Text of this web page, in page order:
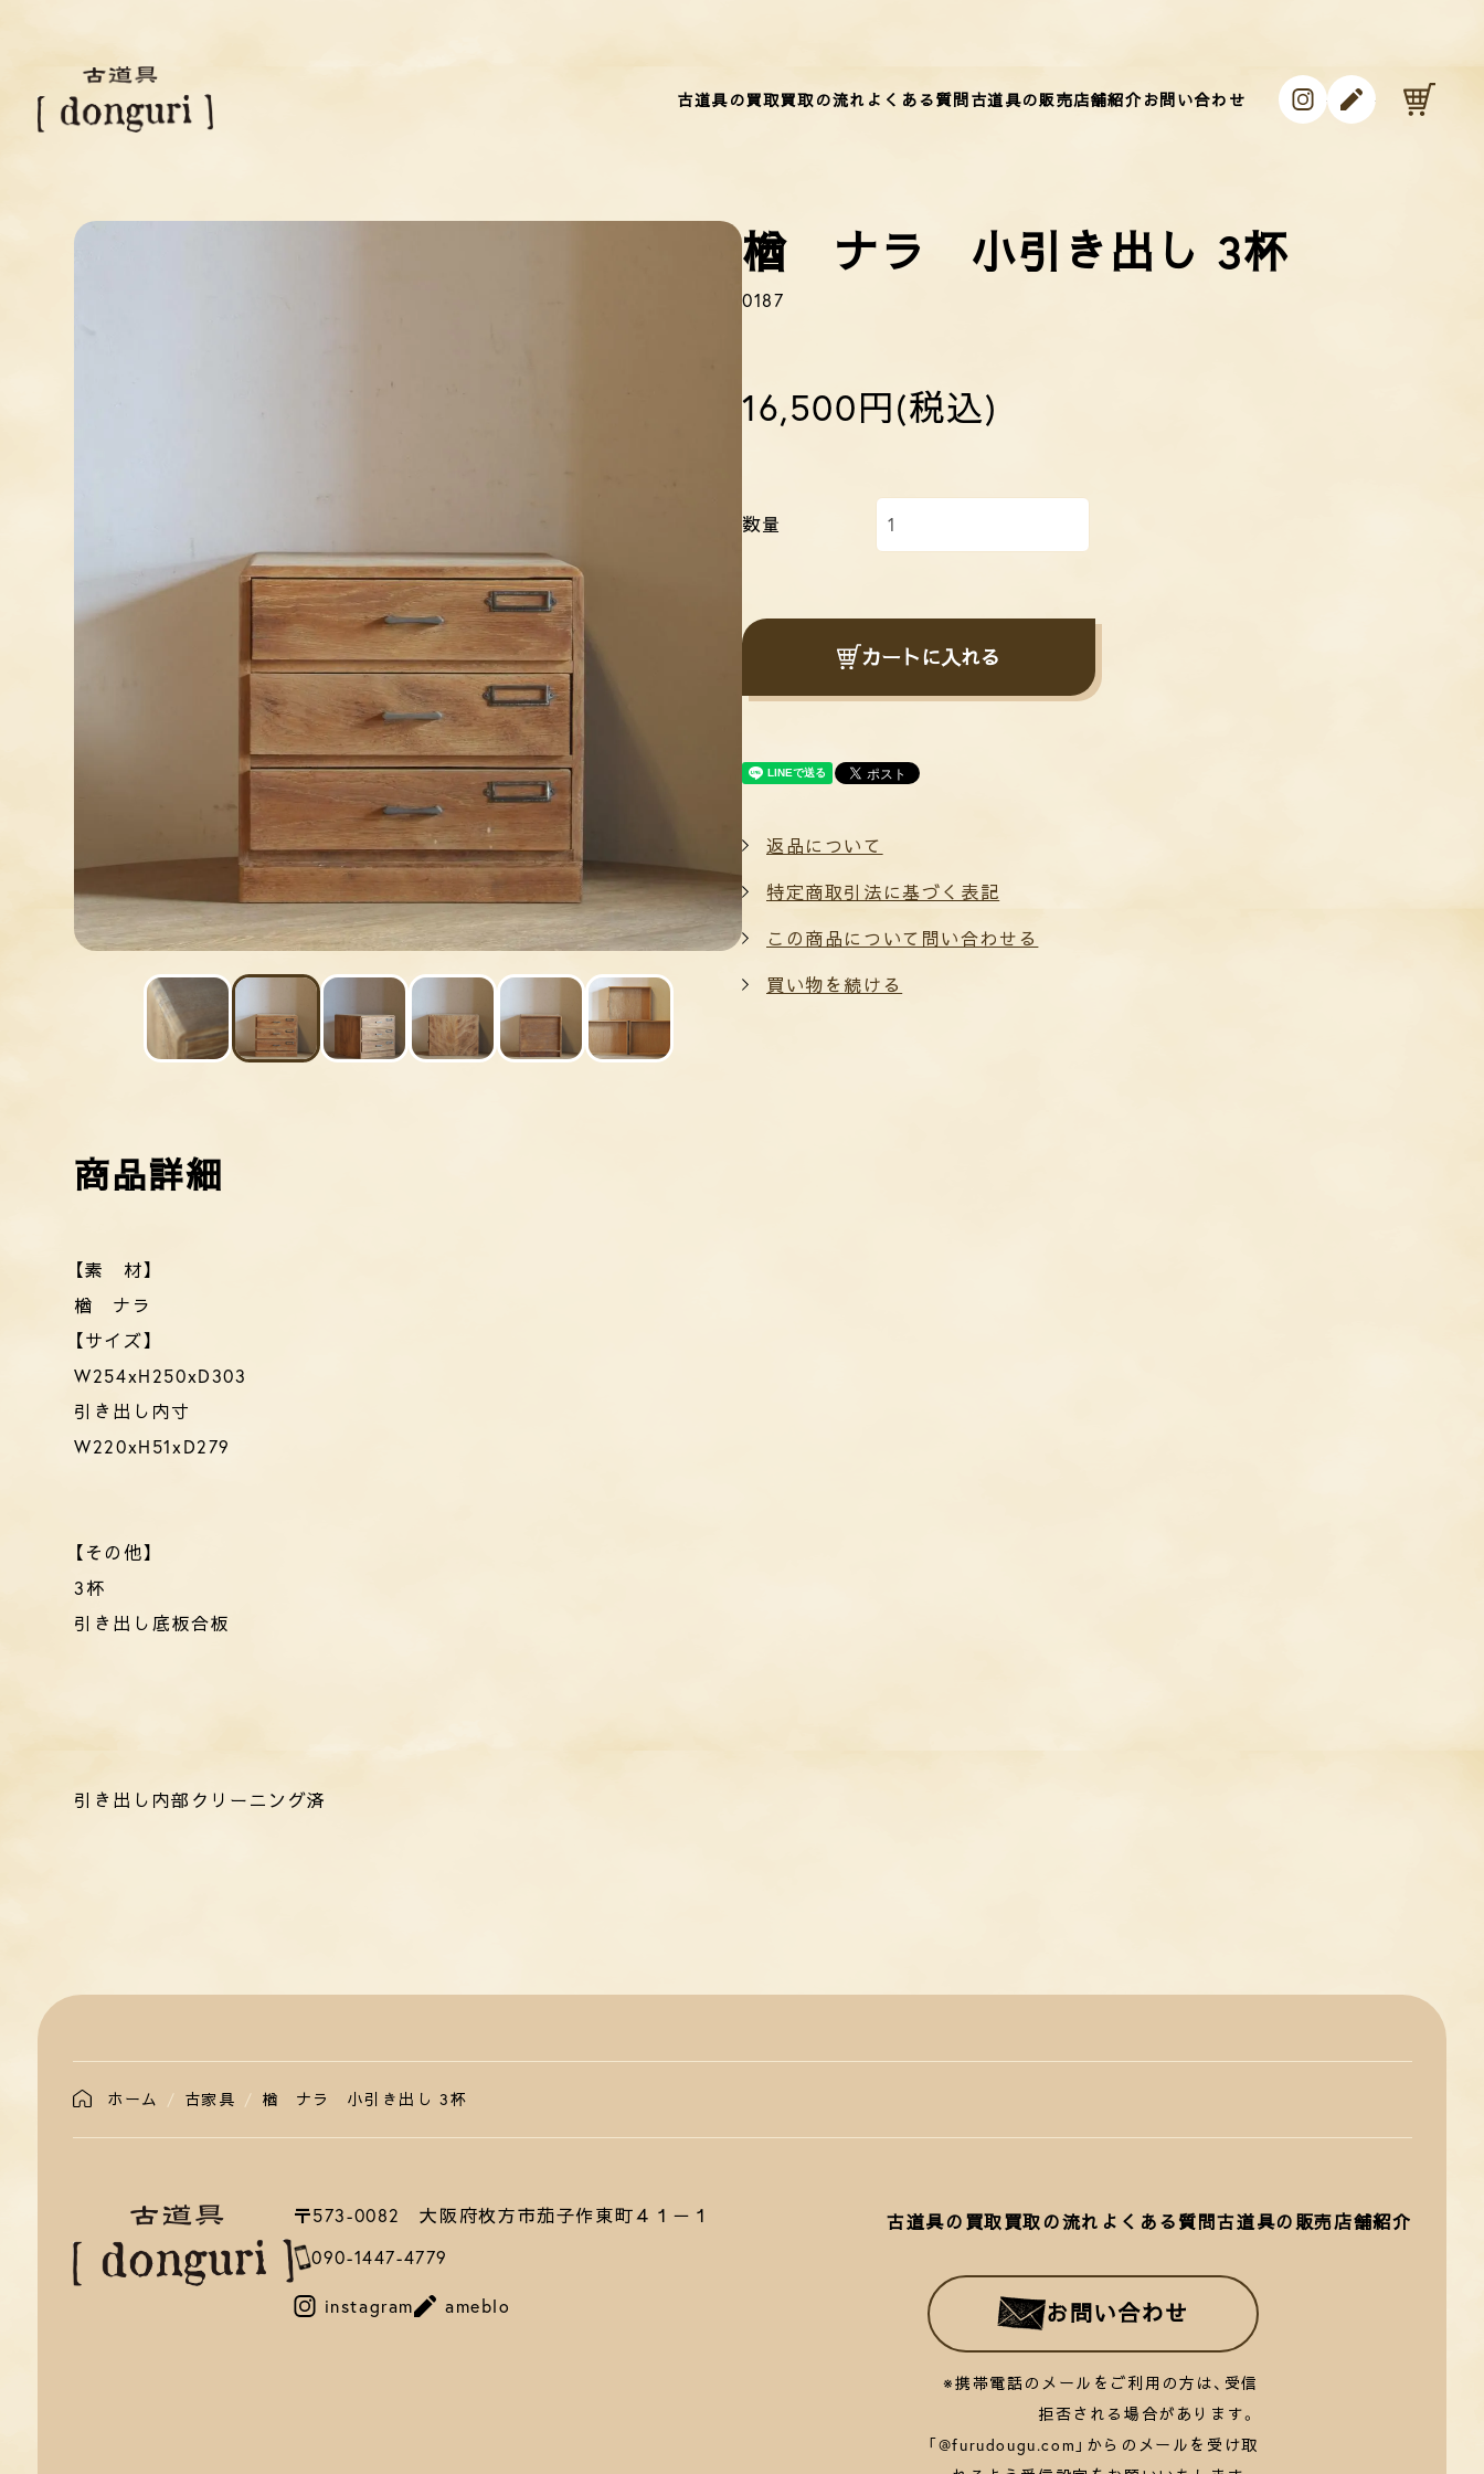
古道具の買取買取の流れ よくある質問 古道具の販売店舗紹介お問い合わせ instagram
ameblo
楢 ナラ 小引き出し 3杯
0187
16,500円(税込)
数量
カートに入れる
返品について
特定商取引法に基づく表記
この商品について問い合わせる
買い物を続ける
【素 材】
楢 ナラ
【サイズ】
W254xH250xD303
引き出し内寸
W220xH51xD279
【その他】
3杯
引き出し底板合板
引き出し内部クリーニング済
ホーム 古家具 楢 ナラ 小引き出し 3杯
古道具の買取買取の流れ よくある質問古道具の販売店舗紹介
お問い合わせ
※携帯電話のメールをご利用の方は、受信
拒否される場合があります。
「@furudougu.com」からのメールを受け取
〒573-0082 大阪府枚方市茄子作東町４１－１
090-1447-4779
instagram ameblo